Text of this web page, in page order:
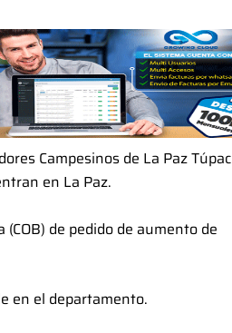
Campesinos de La Paz Túpac
en La Paz.
de pedido de aumento de
en el departamento.